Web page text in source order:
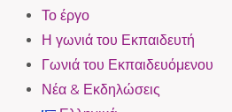
Το έργο
Η γωνιά του Εκπαιδευτή
Γωνιά του Εκπαιδευόμενου
Νέα & Εκδηλώσεις